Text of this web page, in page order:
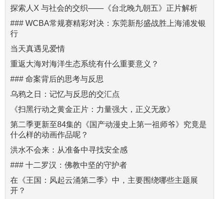
探索人X 与社会的交织——《台北晚九朝五》正片解析
### WCBA常规赛精彩对决：东莞新彤盛战胜上海浦发银
行
当天真遇见爱情
重返大海对海洋生态系统有什么重要意义？
### 命案背后的思考与反思
乌鸦之日：记忆与反思的交汇点
《扫黑行动之黄金正片：力量强大，正义无敌》
第二季更新至84集的《国产动漫史上第一祖师爷》究竟是
什么样的动画作品呢？
洪水不会来：从准备中寻找安全感
### 十二罗汉：佛教中坚的守护者
在《王国：风起云涌第二季》中，主要围绕哪些主题展
开？